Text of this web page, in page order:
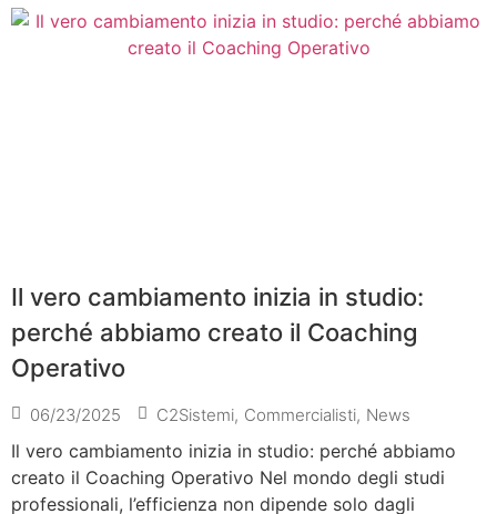
Il vero cambiamento inizia in studio:
perché abbiamo creato il Coaching
Operativo
06/23/2025 C2Sistemi, Commercialisti, News
Il vero cambiamento inizia in studio: perché abbiamo
creato il Coaching Operativo Nel mondo degli studi
professionali, l’efficienza non dipende solo dagli